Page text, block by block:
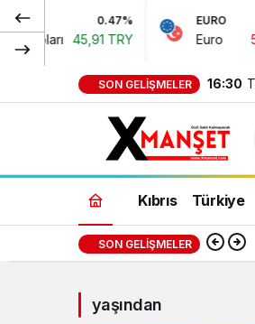
0.47%
45,91 TRY
EURO
Euro
SON GELIŞMELER 16:30
Kıbrıs Türkiye
SON GELIŞMELER
yaşından